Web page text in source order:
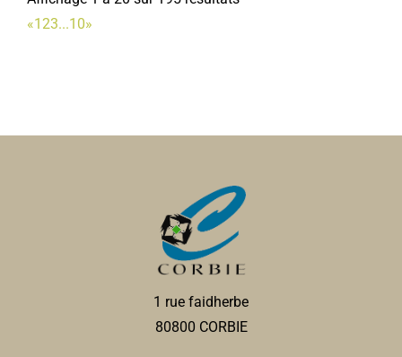
«123...10»
1 rue faidherbe
80800 CORBIE